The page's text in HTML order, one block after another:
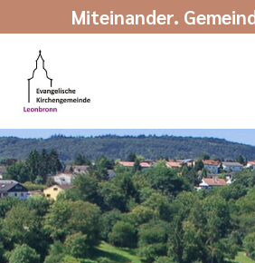
Miteinander.